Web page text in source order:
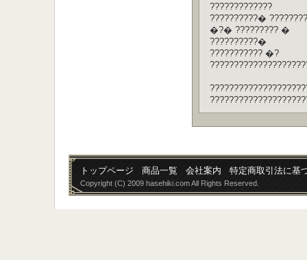
?????????????
??????????�
�?� ????????? �
??????????�
??????????? �?
トップページ 商品一覧 会社案内 特定商取引法に基
Copyright (C) 2009 hasehiki.com All Rights Reserved.